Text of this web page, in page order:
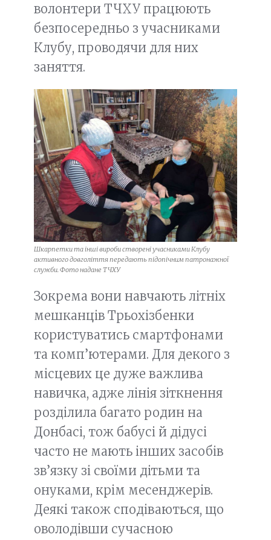
волонтери ТЧХУ працюють
безпосередньо з учасниками
Клубу, проводячи для них
заняття.
Шкарпетки та інші вироби створені учасниками Клубу
активного довголіття передають підопічним патронажної
служби. Фото надане ТЧХУ
Зокрема вони навчають літніх
мешканців Трьохізбенки
користуватись смартфонами
та комп’ютерами. Для декого з
місцевих це дуже важлива
навичка, адже лінія зіткнення
розділила багато родин на
Донбасі, тож бабусі й дідусі
часто не мають інших засобів
зв’язку зі своїми дітьми та
онуками, крім месенджерів.
Деякі також сподіваються, що
оволодівши сучасною